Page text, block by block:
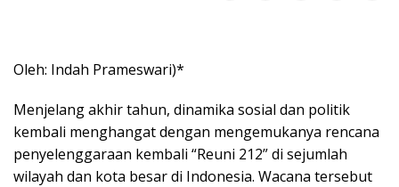
Oleh: Indah Prameswari)*
Menjelang akhir tahun, dinamika sosial dan politik
kembali menghangat dengan mengemukanya rencana
penyelenggaraan kembali “Reuni 212” di sejumlah
wilayah dan kota besar di Indonesia. Wacana tersebut